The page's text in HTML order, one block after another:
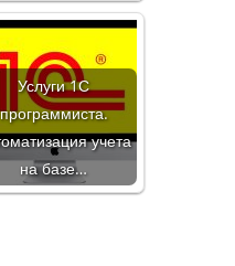
Услуги 1С
программиста.
учета
на базе…